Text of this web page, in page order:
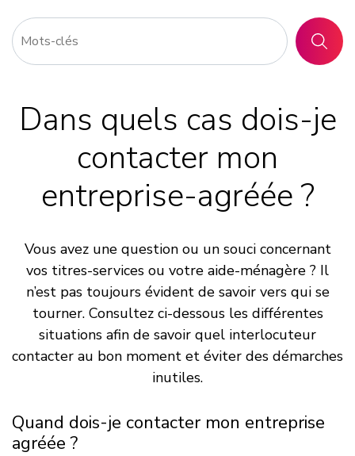
Dans quels cas dois-je
contacter mon
entreprise-agréée ?
Vous avez une question ou un souci concernant
vos titres-services ou votre aide-ménagère ? Il
n’est pas toujours évident de savoir vers qui se
tourner. Consultez ci-dessous les différentes
situations afin de savoir quel interlocuteur
contacter au bon moment et éviter des démarches
inutiles.
Quand dois-je contacter mon entreprise
agréée ?